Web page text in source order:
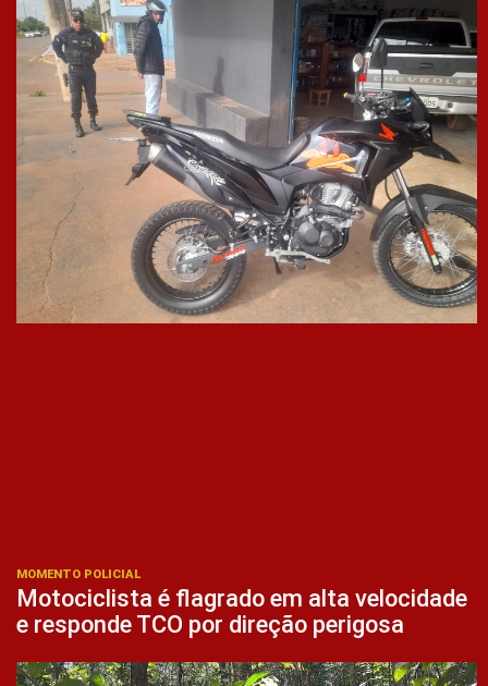
MOMENTO POLICIAL
Motociclista é flagrado em alta velocidade
e responde TCO por direção perigosa